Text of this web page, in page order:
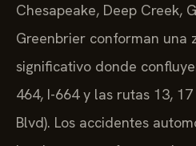
Chesapeake, Deep Creek,
Greenbrier conforman una
significativo donde
464, I-664 y las rutas 13,
Blvd). Los accidentes